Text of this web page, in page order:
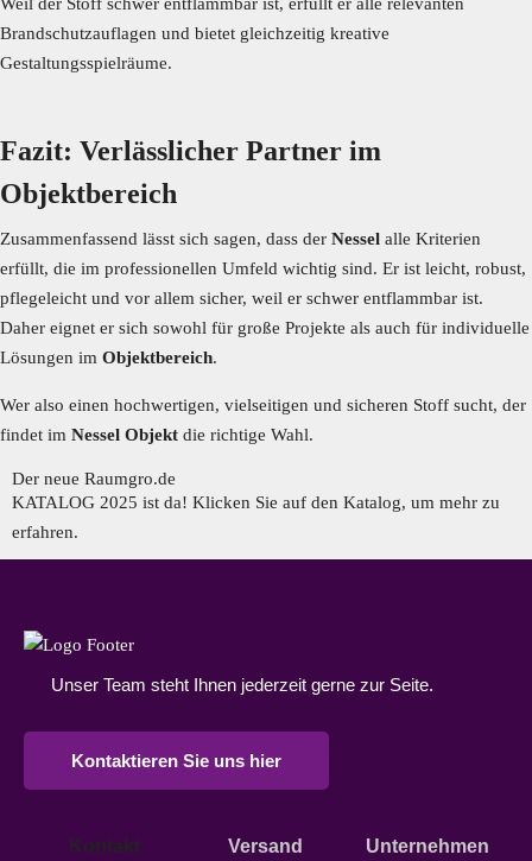
Brandschutzauflagen und bietet gleichzeitig kreative
Gestaltungsspielräume.
Fazit: Verlässlicher Partner im
Objektbereich
Zusammenfassend lässt sich sagen, dass der Nessel alle Kriterien
erfüllt, die im professionellen Umfeld wichtig sind. Er ist leicht, robust,
pflegeleicht und vor allem sicher, weil er schwer entflammbar ist.
Daher eignet er sich sowohl für große Projekte als auch für individuelle
Lösungen im Objektbereich.
Wer also einen hochwertigen, vielseitigen und sicheren Stoff sucht, der
findet im Nessel Objekt die richtige Wahl.
Der neue Raumgro.de​
KATALOG 2025 ist da! Klicken Sie auf den Katalog, um mehr zu
erfahren.
Unser Team steht Ihnen jederzeit gerne zur Seite.
Kontaktieren Sie uns hier
Kontakt Versand Unternehmen